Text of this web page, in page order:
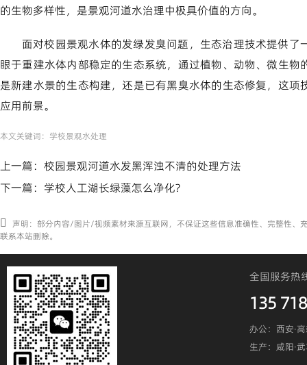
的生物多样性，是景观河道水治理中极具价值的方向。
面对校园景观水体的发绿发臭问题，生态治理技术提供
眼于重建水体内部稳定的生态系统，通过植物、动物、微生
是新建水景的生态构建，还是已有黑臭水体的生态修复，这
应用前景。
本文关键词： 学校景观水处理
上一篇： 校园景观河道水发黑浑浊不清的处理方法
下一篇： 学校人工湖长绿藻怎么净化?
声明：部分内容/图片/视频素材来源互联网，不保证这些信息准确性、完整性、
联系本站删除。
全国服务热
135
办公：西安·
生产：咸阳·